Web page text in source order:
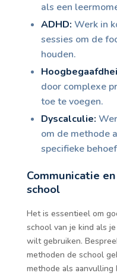
als een
ADHD: Werk in
sessies om de
houden.
door complexe
toe te voegen.
Dyscalculie:
om de methode
specifieke
Communicatie
school
Het is essentieel om
school van je kind als
wilt gebruiken.
methoden de school
methode als aanvulling